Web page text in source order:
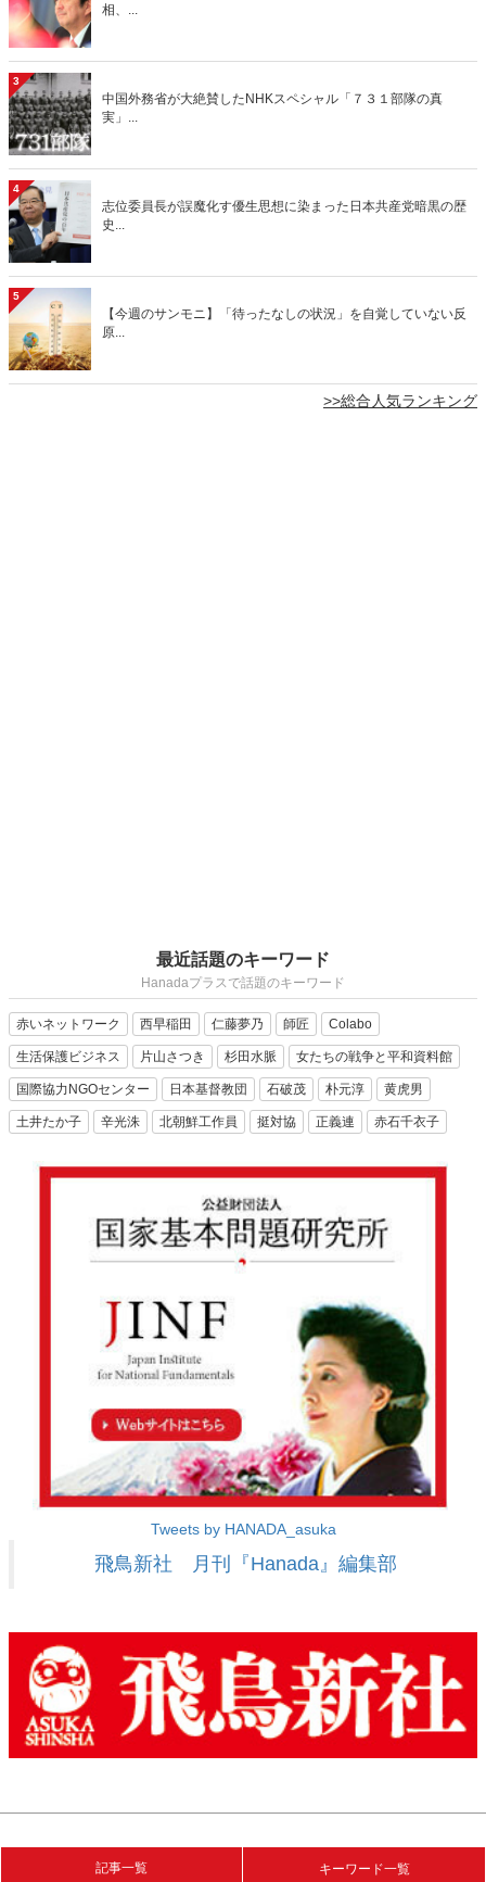
相、...
3
中国外務省が大絶賛したNHKスペシャル「７３１部隊の真
実」...
4
志位委員長が誤魔化す優生思想に染まった日本共産党暗黒の歴
史...
5
【今週のサンモニ】「待ったなしの状況」を自覚していない反
原...
>>総合人気ランキング
最近話題のキーワード
Hanadaプラスで話題のキーワード
赤いネットワーク 西早稲田 仁藤夢乃 師匠 Colabo
生活保護ビジネス 片山さつき 杉田水脈 女たちの戦争と平和資料館
国際協力NGOセンター 日本基督教団 石破茂 朴元淳 黄虎男
土井たか子 辛光洙 北朝鮮工作員 挺対協 正義連 赤石千衣子
Tweets by HANADA_asuka
飛鳥新社 月刊『Hanada』編集部
記事一覧 キーワード一覧